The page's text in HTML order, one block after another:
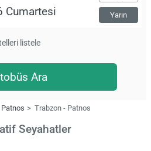
Yarın
listele
Ara
Patnos Trabzon - Patnos
Seyahatler